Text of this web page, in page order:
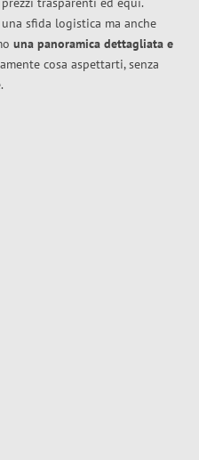
sfida logistica ma anche
una panoramica dettagliata e
cosa aspettarti, senza